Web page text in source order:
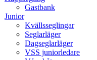
Gastbank
Junior
Kvällsseglingar
Seglarläger
Dagseglarläger
VSS juniorledare